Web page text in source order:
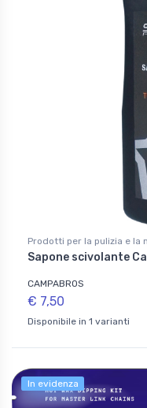
Prodotti per la pulizia e la
Sapone scivolante
CAMPABROS
€ 7,50
Disponibile in 1 varianti
In evidenza